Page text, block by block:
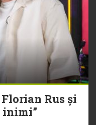
Rus și
inimi”